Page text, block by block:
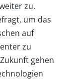
zu.
um das
auf
zu
gehen